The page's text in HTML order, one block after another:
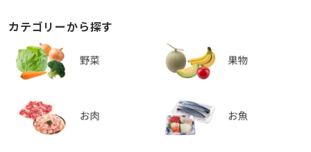
カテゴリーから探す